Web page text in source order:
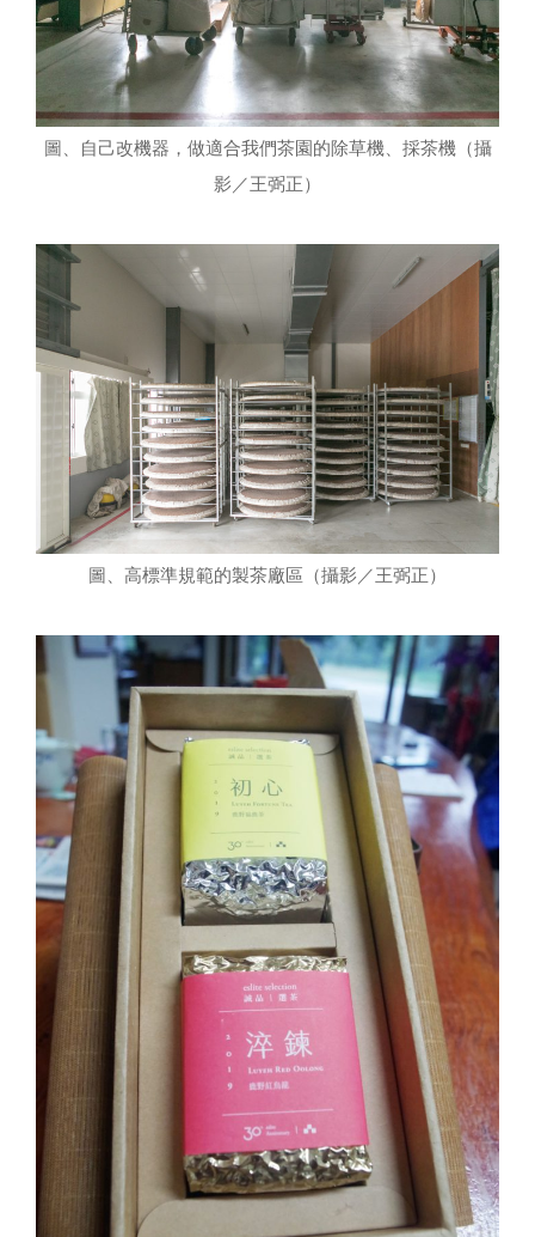
圖、自己改機器，做適合我們茶園的除草機、採茶機（攝
影／王弼正）
圖、高標準規範的製茶廠區（攝影／王弼正）